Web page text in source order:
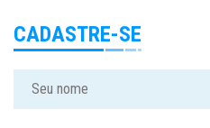
CADASTRE-SE